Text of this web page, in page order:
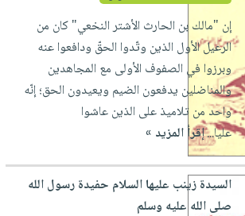
إن "مالك بن الحارث الأشتر النخعي" كان من
الرعيل الأول الذين وتّدوا الحقّ ودافعوا عنه
وبرزوا في الصفوف الأولى مع المجاهدين
والمناضلين يدفعون الضيم ويعيدون الحق؛ إنّه
واحد من تلاميذ على الذين عاشوا
عليا...إقرأ المزيد »
السيدة زينب عليها السلام حفيدة رسول الله
صلى الله عليه وسلم